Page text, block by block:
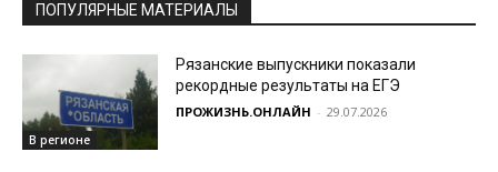
ПОПУЛЯРНЫЕ МАТЕРИАЛЫ
В регионе
Рязанские выпускники показали
рекордные результаты на ЕГЭ
ПРОЖИЗНЬ.ОНЛАЙН - 29.07.2026